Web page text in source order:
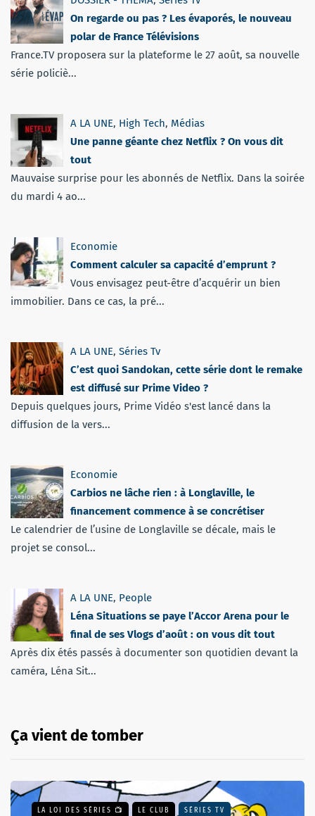
On regarde ou pas ? Les évaporés, le nouveau
polar de France Télévisions
France.TV proposera sur la plateforme le 27 août, sa nouvelle
série policiè...
A LA UNE, High Tech, Médias
Une panne géante chez Netflix ? On vous dit
tout
Mauvaise surprise pour les abonnés de Netflix. Dans la soirée
du mardi 4 ao...
Economie
Comment calculer sa capacité d’emprunt ?
Vous envisagez peut-être d’acquérir un bien
immobilier. Dans ce cas, la pré...
A LA UNE, Séries Tv
C’est quoi Sandokan, cette série dont le remake
est diffusé sur Prime Video ?
Depuis quelques jours, Prime Vidéo s'est lancé dans la
diffusion de la vers...
Economie
Carbios ne lâche rien : à Longlaville, le
financement commence à se concrétiser
Le calendrier de l’usine de Longlaville se décale, mais le
projet se consol...
A LA UNE, People
Léna Situations se paye l’Accor Arena pour le
final de ses Vlogs d’août : on vous dit tout
Après dix étés passés à documenter son quotidien devant la
caméra, Léna Sit...
Ça vient de tomber
LA LOI DES SÉRIES 📺 LE CLUB SÉRIES TV